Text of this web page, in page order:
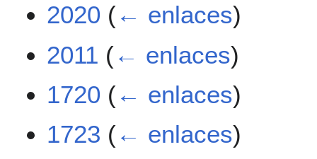
2020 (← enlaces)
2011 (← enlaces)
1720 (← enlaces)
1723 (← enlaces)